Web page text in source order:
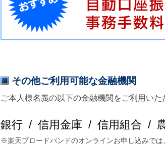
その他ご利用可能な金融機関
ご本人様名義の以下の金融機関をご利用いた
銀行 / 信用金庫 / 信用組合 /
※楽天ブロードバンドのオンラインお申し込みで